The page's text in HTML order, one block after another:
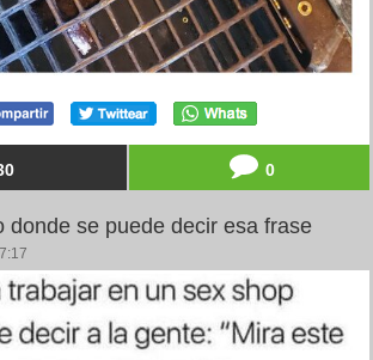
0
donde se puede decir esa frase